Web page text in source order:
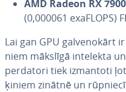
AMD Radeon RX
(0,000061 exaFLOPS)
Lai gan GPU gal­ve­no­kārt
niem mākslīgā intelekta
per­da­to­ri tiek izmantoti
ķi­niem zinātnē un